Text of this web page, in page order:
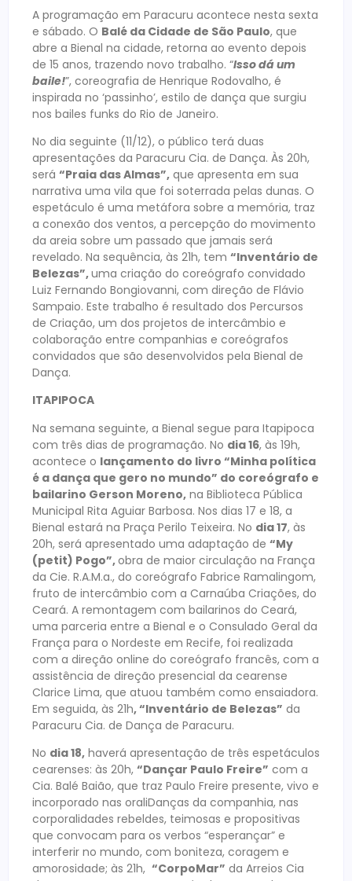
A programação em Paracuru acontece nesta sexta
e sábado. O Balé da Cidade de São Paulo, que
abre a Bienal na cidade, retorna ao evento depois
de 15 anos, trazendo novo trabalho. “Isso dá um
baile!”, coreografia de Henrique Rodovalho, é
inspirada no ‘passinho’, estilo de dança que surgiu
nos bailes funks do Rio de Janeiro.
No dia seguinte (11/12), o público terá duas
apresentações da Paracuru Cia. de Dança. Às 20h,
será “Praia das Almas”, que apresenta em sua
narrativa uma vila que foi soterrada pelas dunas. O
espetáculo é uma metáfora sobre a memória, traz
a conexão dos ventos, a percepção do movimento
da areia sobre um passado que jamais será
revelado. Na sequência, às 21h, tem “Inventário de
Belezas”,uma criação do coreógrafo convidado
Luiz Fernando Bongiovanni, com direção de Flávio
Sampaio. Este trabalho é resultado dos Percursos
de Criação, um dos projetos de intercâmbio e
colaboração entre companhias e coreógrafos
convidados que são desenvolvidos pela Bienal de
Dança.
ITAPIPOCA
Na semana seguinte, a Bienal segue para Itapipoca
com três dias de programação. No dia 16, às 19h,
acontece o lançamento do livro “Minha política
é a dança que gero no mundo” do coreógrafo e
bailarino Gerson Moreno, na Biblioteca Pública
Municipal Rita Aguiar Barbosa. Nos dias 17 e 18, a
Bienal estará na Praça Perilo Teixeira. No dia 17, às
20h, será apresentado uma adaptação de “My
(petit) Pogo”,obra de maior circulação na França
da Cie. R.A.M.a., do coreógrafo Fabrice Ramalingom,
fruto de intercâmbio com a Carnaúba Criações, do
Ceará. A remontagem com bailarinos do Ceará,
uma parceria entre a Bienal e o Consulado Geral da
França para o Nordeste em Recife, foi realizada
com a direção online do coreógrafo francês, com a
assistência de direção presencial da cearense
Clarice Lima, que atuou também como ensaiadora.
Em seguida, às 21h, “Inventário de Belezas” da
Paracuru Cia. de Dança de Paracuru.
No dia 18, haverá apresentação de três espetáculos
cearenses: às 20h, “Dançar Paulo Freire” com a
Cia. Balé Baião, que traz Paulo Freire presente, vivo e
incorporado nas oraliDanças da companhia, nas
corporalidades rebeldes, teimosas e propositivas
que convocam para os verbos “esperançar” e
interferir no mundo, com boniteza, coragem e
amorosidade; às 21h, “CorpoMar” da Arreios Cia